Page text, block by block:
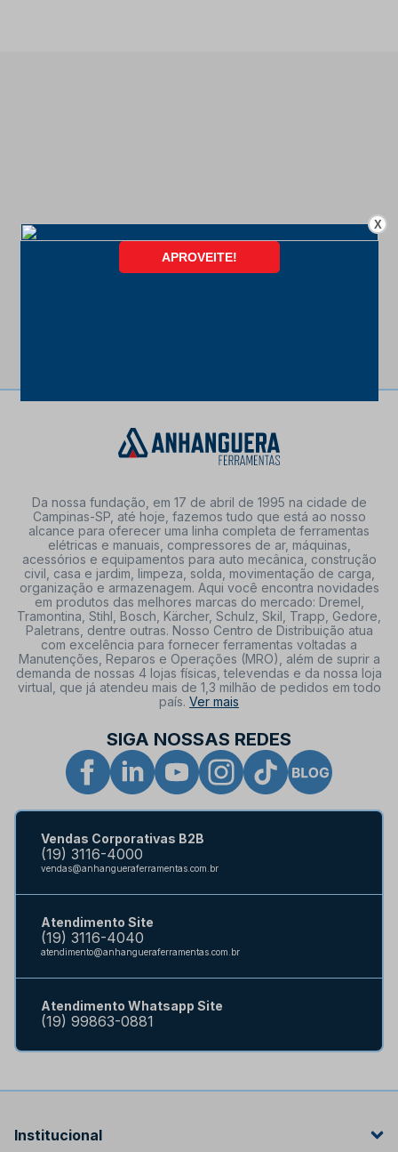
Da nossa fundação, em 17 de abril de 1995 na cidade de
Campinas-SP, até hoje, fazemos tudo que está ao nosso
alcance para oferecer uma linha completa de ferramentas
elétricas e manuais, compressores de ar, máquinas,
acessórios e equipamentos para auto mecânica, construção
civil, casa e jardim, limpeza, solda, movimentação de carga,
organização e armazenagem. Aqui você encontra novidades
em produtos das melhores marcas do mercado: Dremel,
Tramontina, Stihl, Bosch, Kärcher, Schulz, Skil, Trapp, Gedore,
Paletrans, dentre outras. Nosso Centro de Distribuição atua
com excelência para fornecer ferramentas voltadas a
Manutenções, Reparos e Operações (MRO), além de suprir a
demanda de nossas 4 lojas físicas, televendas e da nossa loja
virtual, que já atendeu mais de 1,3 milhão de pedidos em todo
país. Ver mais
SIGA NOSSAS REDES
Vendas Corporativas B2B
(19) 3116-4000
vendas@anhangueraferramentas.com.br
Atendimento Site
(19) 3116-4040
atendimento@anhangueraferramentas.com.br
Atendimento Whatsapp Site
(19) 99863-0881
Institucional
X